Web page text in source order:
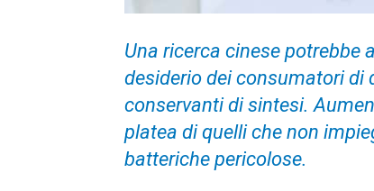
Una ricerca cinese potrebbe
desiderio dei consumatori di
conservanti di sintesi.
platea di quelli che non
batteriche pericolose.